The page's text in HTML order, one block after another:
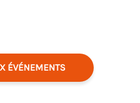
ÉVÉNEMENTS